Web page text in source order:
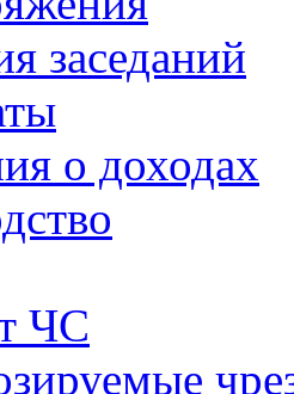
заседаний
о доходах
ЧС